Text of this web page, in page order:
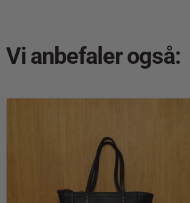
Vi anbefaler også: